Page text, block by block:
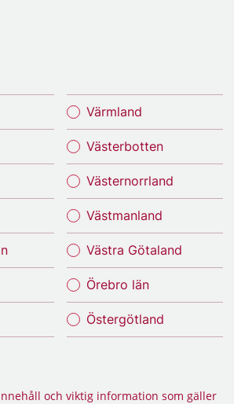
Värmland
Västerbotten
Västernorrland
Västmanland
Västra Götaland
Örebro län
Östergötland
och viktig information som gäller